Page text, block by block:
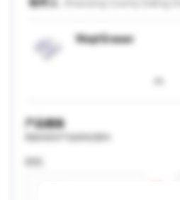
Vinyl Eraser
产品规格